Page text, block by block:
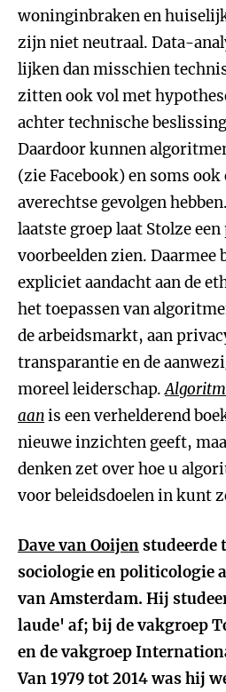
woninginbraken en
zijn niet neutraal. Data-
lijken dan misschien
zitten ook vol met
achter technische
Daardoor kunnen
(zie Facebook) en soms ook
averechtse gevolgen
laatste groep laat Stolze
voorbeelden zien. Daarmee
expliciet aandacht aan de
het toepassen van
de arbeidsmarkt, aan
transparantie en de
moreel leiderschap.
aanis een verhelderend
nieuwe inzichten geeft,
denken zet over hoe u
voor beleidsdoelen in kunt
Dave van Ooijenstudeerde
sociologie en politicologie
van Amsterdam. Hij
laude' af; bij de vakgroep
en de vakgroep
Van 1979 tot 2014 was hij